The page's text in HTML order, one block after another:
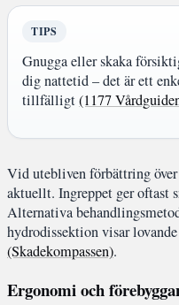
TIPS
Gnugga eller skaka
dig nattetid – det är ett
tillfälligt(1177
Vid utebliven förbättring
aktuellt. Ingreppet ger oftast
Alternativa
hydrodissektion visar
(Skadekompassen).
Ergonomi och